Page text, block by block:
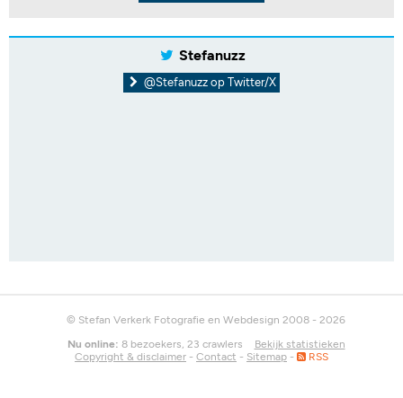
Stefanuzz
@Stefanuzz op Twitter/X
© Stefan Verkerk Fotografie en Webdesign 2008 - 2026
Nu online: 8 bezoekers, 23 crawlers
Bekijk statistieken
Copyright & disclaimer - Contact - Sitemap - RSS